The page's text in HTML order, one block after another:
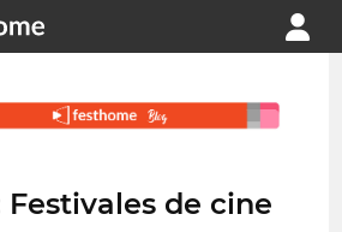
Festivales de cine